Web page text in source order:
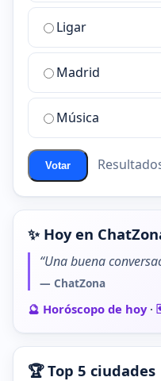
la
mejor
sala
chat
ChatZona?
Ligar
Madrid
Música
Votar
✨ Hoy en
“Una buena
— ChatZona
🔮 Horóscopo de hoy·
🏆 Top 5 ciudades